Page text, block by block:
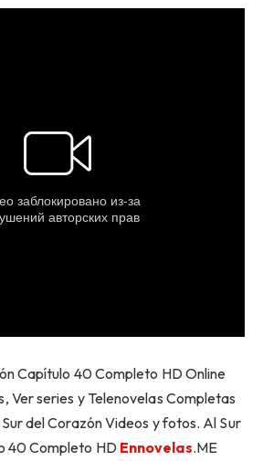
Capítulo 40 Completo HD Online
Ver series y Telenovelas Completas
del Corazón Videos y fotos. Al Sur
40 Completo HD Ennovelas.ME